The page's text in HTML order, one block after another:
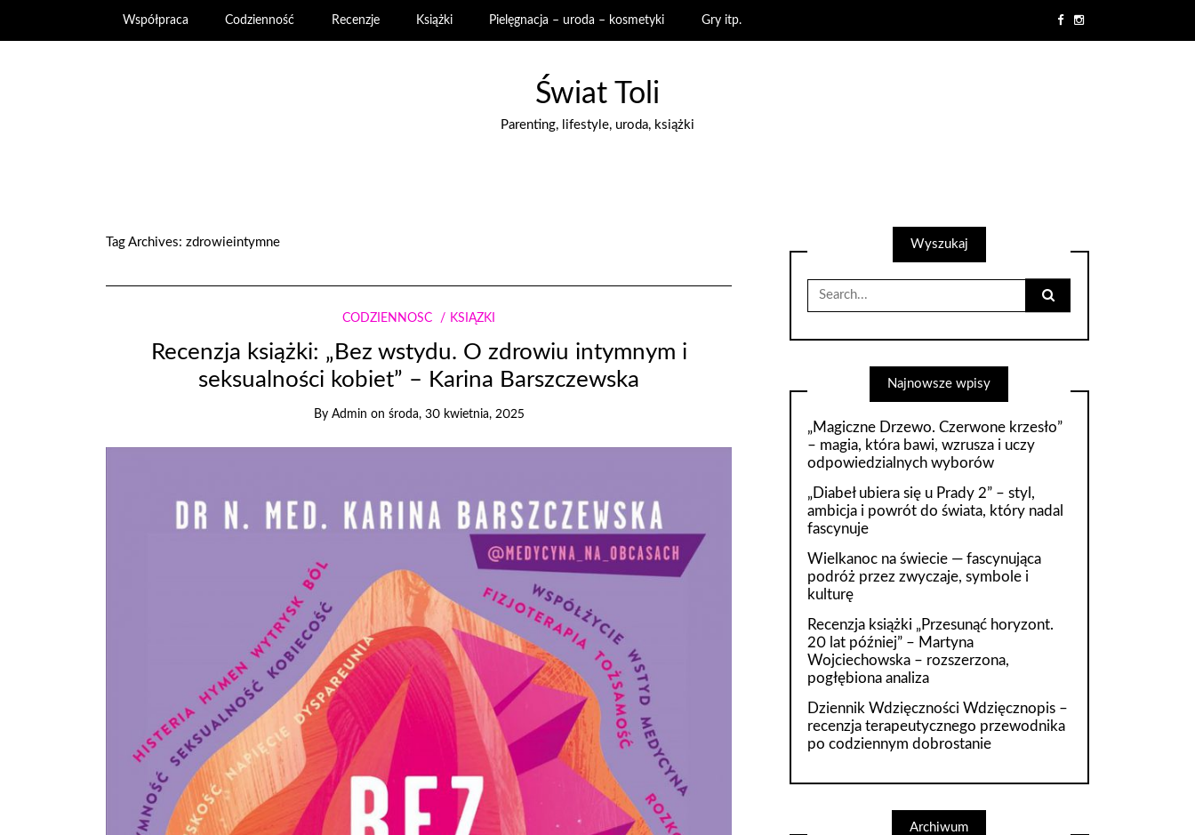
Współpraca Codzienność Recenzje Książki Pielęgnacja – uroda – kosmetyki Gry itp.
Świat Toli
Parenting, lifestyle, uroda, książki
Tag Archives: zdrowieintymne
CODZIENNOŚĆ KSIĄŻKI
Recenzja książki: „Bez wstydu. O zdrowiu intymnym i
seksualności kobiet” – Karina Barszczewska
By Admin on środa, 30 kwietnia, 2025
Wyszukaj
Search
for:
Najnowsze wpisy
„Magiczne Drzewo. Czerwone krzesło”
– magia, która bawi, wzrusza i uczy
odpowiedzialnych wyborów
„Diabeł ubiera się u Prady 2” – styl,
ambicja i powrót do świata, który nadal
fascynuje
Wielkanoc na świecie — fascynująca
podróż przez zwyczaje, symbole i
kulturę
Recenzja książki „Przesunąć horyzont.
20 lat później” – Martyna
Wojciechowska – rozszerzona,
pogłębiona analiza
Dziennik Wdzięczności Wdzięcznopis –
recenzja terapeutycznego przewodnika
po codziennym dobrostanie
Archiwum